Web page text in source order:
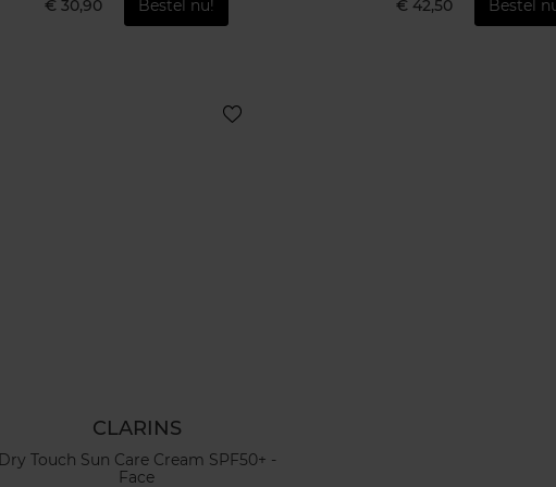
€ 30,90 Bestel nu! € 42,50 Bestel
CLARINS
Dry Touch Sun Care Cream SPF50+ -
Face